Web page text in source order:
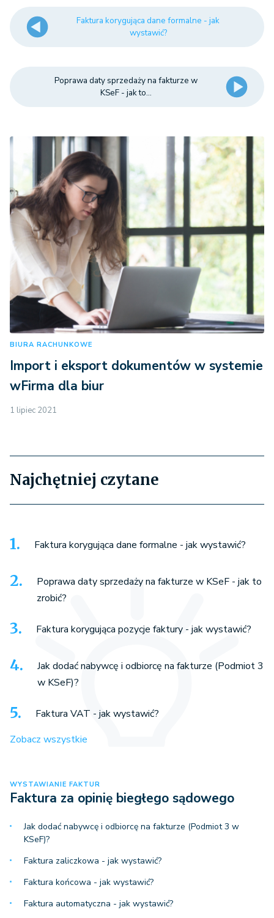
Faktura korygująca dane formalne - jak
wystawić?
Poprawa daty sprzedaży na fakturze w
KSeF - jak to...
BIURA RACHUNKOWE
Import i eksport dokumentów w systemie
wFirma dla biur
1 lipiec 2021
Najchętniej czytane
Faktura korygująca dane formalne - jak wystawić?
Poprawa daty sprzedaży na fakturze w KSeF - jak to
zrobić?
Faktura korygująca pozycje faktury - jak wystawić?
Jak dodać nabywcę i odbiorcę na fakturze (Podmiot 3
w KSeF)?
Faktura VAT - jak wystawić?
Zobacz wszystkie
WYSTAWIANIE FAKTUR
Faktura za opinię biegłego sądowego
Jak dodać nabywcę i odbiorcę na fakturze (Podmiot 3 w
KSeF)?
Faktura zaliczkowa - jak wystawić?
Faktura końcowa - jak wystawić?
Faktura automatyczna - jak wystawić?